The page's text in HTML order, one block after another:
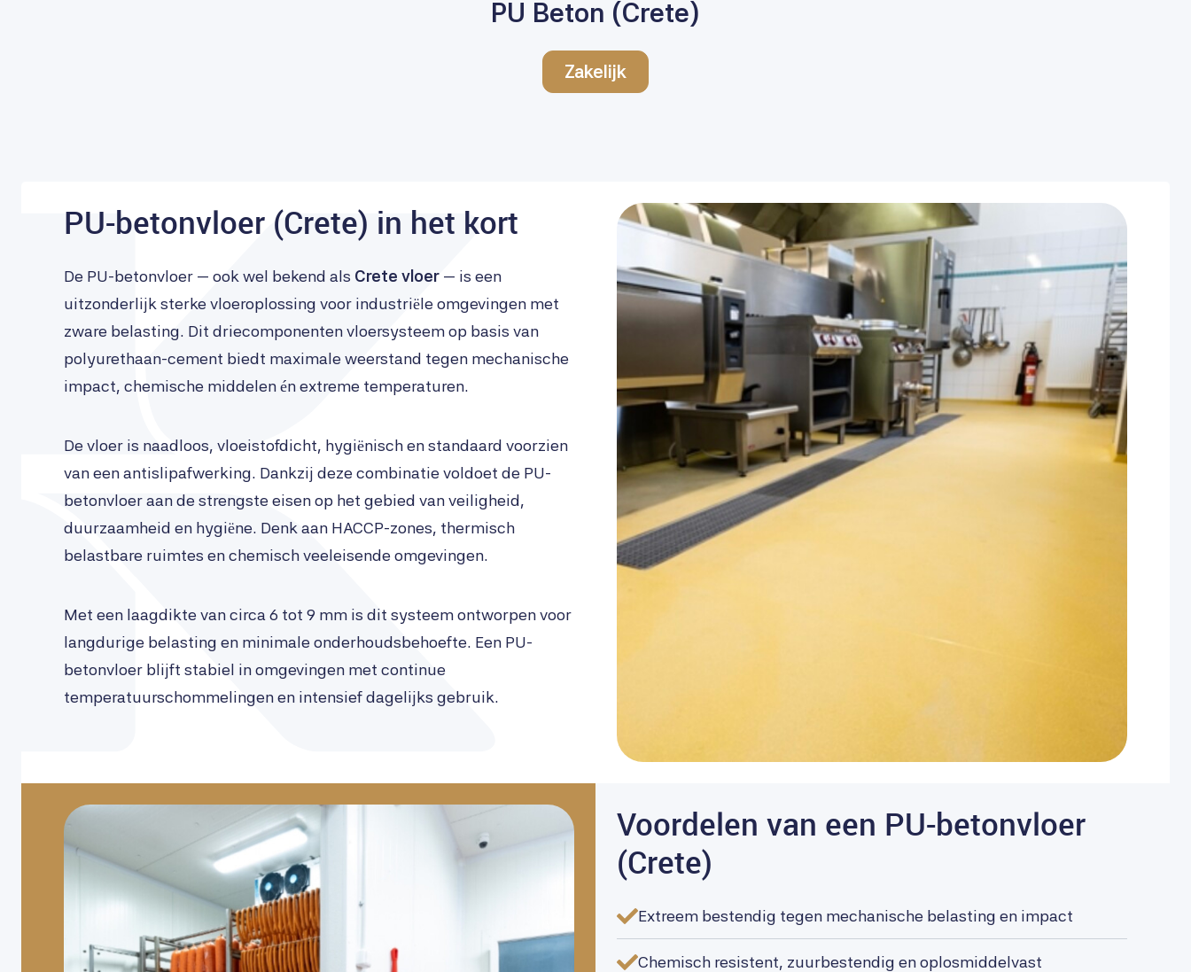
PU Beton (Crete)
Zakelijk
PU-betonvloer (Crete) in het kort
De PU-betonvloer — ook wel bekend als Crete vloer — is een
uitzonderlijk sterke vloeroplossing voor industriële omgevingen met
zware belasting. Dit driecomponenten vloersysteem op basis van
polyurethaan-cement biedt maximale weerstand tegen mechanische
impact, chemische middelen én extreme temperaturen.
De vloer is naadloos, vloeistofdicht, hygiënisch en standaard voorzien
van een antislipafwerking. Dankzij deze combinatie voldoet de PU-
betonvloer aan de strengste eisen op het gebied van veiligheid,
duurzaamheid en hygiëne. Denk aan HACCP-zones, thermisch
belastbare ruimtes en chemisch veeleisende omgevingen.
Met een laagdikte van circa 6 tot 9 mm is dit systeem ontworpen voor
langdurige belasting en minimale onderhoudsbehoefte. Een PU-
betonvloer blijft stabiel in omgevingen met continue
temperatuurschommelingen en intensief dagelijks gebruik.
Voordelen van een PU-betonvloer
(Crete)
Extreem bestendig tegen mechanische belasting en impact
Chemisch resistent, zuurbestendig en oplosmiddelvast